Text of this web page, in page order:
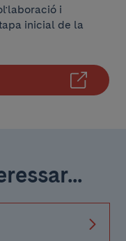
i
inicial de la